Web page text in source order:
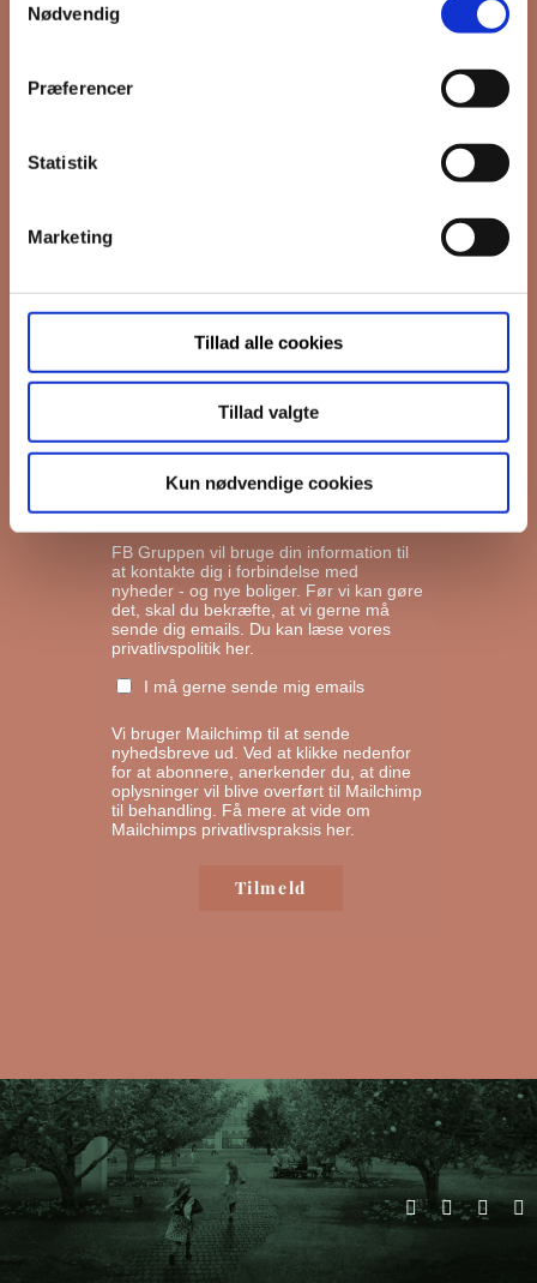
Nødvendig
Præferencer
Statistik
Marketing
Tillad alle cookies
Tillad valgte
Kun nødvendige cookies
Interesseret i
Ejerboliger
Lejeboliger
Andelsboliger
Markedsføringstilladelse
FB Gruppen vil bruge din information til
at kontakte dig i forbindelse med
nyheder - og nye boliger. Før vi kan gøre
det, skal du bekræfte, at vi gerne må
sende dig emails. Du kan læse vores
privatlivspolitik her.
I må gerne sende mig emails
Vi bruger Mailchimp til at sende
nyhedsbreve ud. Ved at klikke nedenfor
for at abonnere, anerkender du, at dine
oplysninger vil blive overført til Mailchimp
til behandling. Få mere at vide om
Mailchimps privatlivspraksis her.